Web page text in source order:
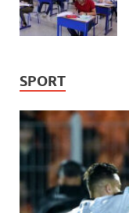
SPORT